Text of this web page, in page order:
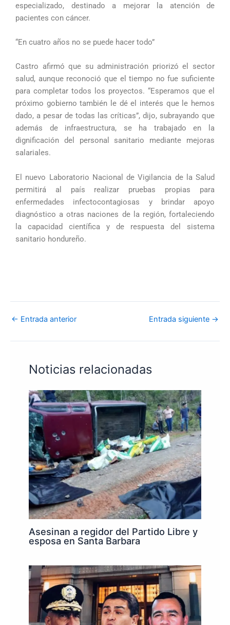
especializado, destinado a mejorar la atención de
pacientes con cáncer.
“En cuatro años no se puede hacer todo”
Castro afirmó que su administración priorizó el sector
salud, aunque reconoció que el tiempo no fue suficiente
para completar todos los proyectos. “Esperamos que el
próximo gobierno también le dé el interés que le hemos
dado, a pesar de todas las críticas”, dijo, subrayando que
además de infraestructura, se ha trabajado en la
dignificación del personal sanitario mediante mejoras
salariales.
El nuevo Laboratorio Nacional de Vigilancia de la Salud
permitirá al país realizar pruebas propias para
enfermedades infectocontagiosas y brindar apoyo
diagnóstico a otras naciones de la región, fortaleciendo
la capacidad científica y de respuesta del sistema
sanitario hondureño.
← Entrada anterior Entrada siguiente →
Noticias relacionadas
Asesinan a regidor del Partido Libre y
esposa en Santa Barbara